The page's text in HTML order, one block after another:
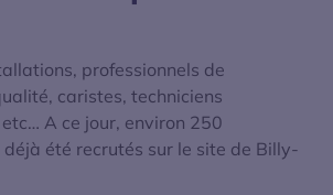
professionnels de
caristes, techniciens
A ce jour, environ 250
été recrutés sur le site de Billy-